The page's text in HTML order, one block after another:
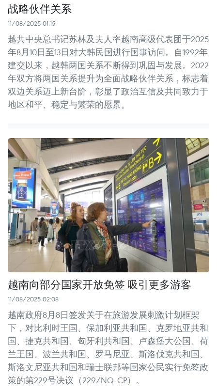
战略伙伴关系
11/08/2025 01:15
越共中央总书记苏林及夫人率越南高级代表团于2025
年8月10日至13日对大韩民国进行国事访问。自1992年
建交以来，越韩两国关系不断得到巩固与发展。2022
年双方将两国关系提升为全面战略伙伴关系，标志着
双边关系迈上新台阶，彰显了政治互信及共同致力于
地区和平、稳定与繁荣的愿景。
越南向部分国家开放免签 吸引更多游客
11/08/2025 02:08
越南政府8月8日签发关于在旅游发展刺激计划框架
下，对比利时王国、保加利亚共和国、克罗地亚共和
国、捷克共和国、匈牙利共和国、卢森堡大公国、荷
兰王国、波兰共和国、罗马尼亚、斯洛伐克共和国、
斯洛文尼亚共和国和瑞士联邦等国家公民实行免签政
策的第229号决议（229/NQ-CP）。